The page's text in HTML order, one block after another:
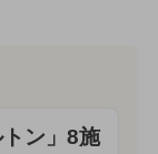
ン」8施